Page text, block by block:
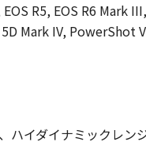
R5, EOS R6 Mark
Mark IV, PowerShot
イダイナミックレン